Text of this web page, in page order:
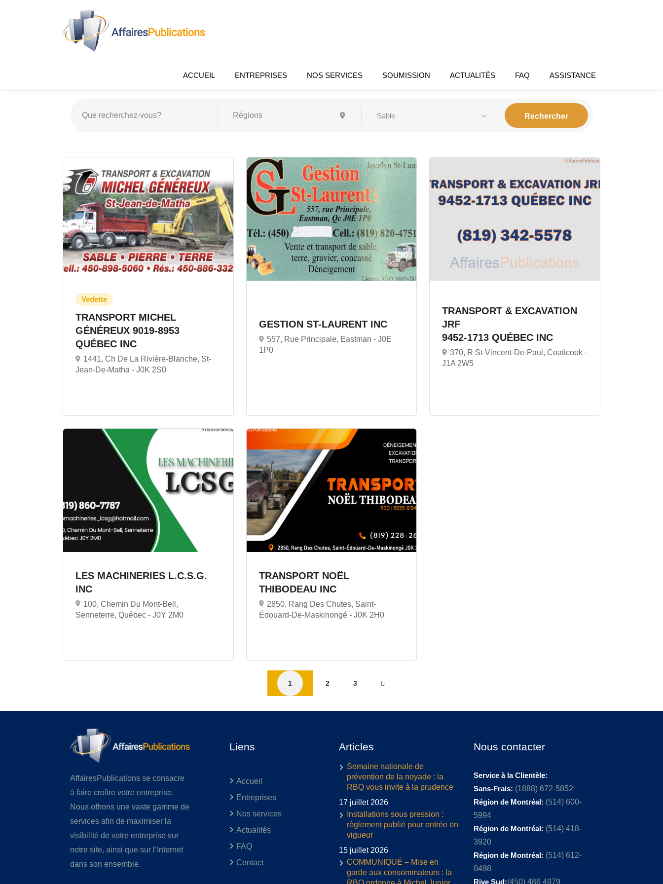
ACCUEIL ENTREPRISES NOS SERVICES SOUMISSION ACTUALITÉS FAQ ASSISTANCE
Sable
TRANSPORT MICHEL
GÉNÉREUX 9019-8953
QUÉBEC INC
1441, Ch De La Rivière-Blanche, St-
Jean-De-Matha - J0K 2S0
GESTION ST-LAURENT INC
557, Rue Principale, Eastman - J0E
1P0
TRANSPORT & EXCAVATION
JRF
9452-1713 QUÉBEC INC
370, R St-Vincent-De-Paul, Coaticook -
J1A 2W5
LES MACHINERIES L.C.S.G.
INC
100, Chemin Du Mont-Bell,
Senneterre, Québec - J0Y 2M0
TRANSPORT NOËL
THIBODEAU INC
2850, Rang Des Chutes, Saint-
Édouard-De-Maskinongé - J0K 2H0
1 2 3
AffairesPublications se consacre
à faire croître votre entreprise.
Nous offrons une vaste gamme de
services afin de maximiser la
visibilité de votre entreprise sur
notre site, ainsi que sur l’Internet
dans son ensemble.
Liens
Accueil
Entreprises
Nos services
Actualités
FAQ
Contact
Articles
Semaine nationale de
prévention de la noyade : la
RBQ vous invite à la prudence
17 juillet 2026
Installations sous pression :
règlement publié pour entrée en
vigueur
15 juillet 2026
COMMUNIQUÉ – Mise en
garde aux consommateurs : la
Nous contacter
Service à la Clientèle:
Sans-Frais: (1888) 672-5852
Région de Montréal: (514) 600-
5994
Région de Montréal: (514) 418-
3920
Région de Montréal: (514) 612-
0498
Rive Sud:(450) 486 4979